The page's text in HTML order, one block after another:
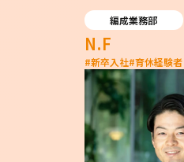
編成業務部
N.F
#新卒入社#育休経験者